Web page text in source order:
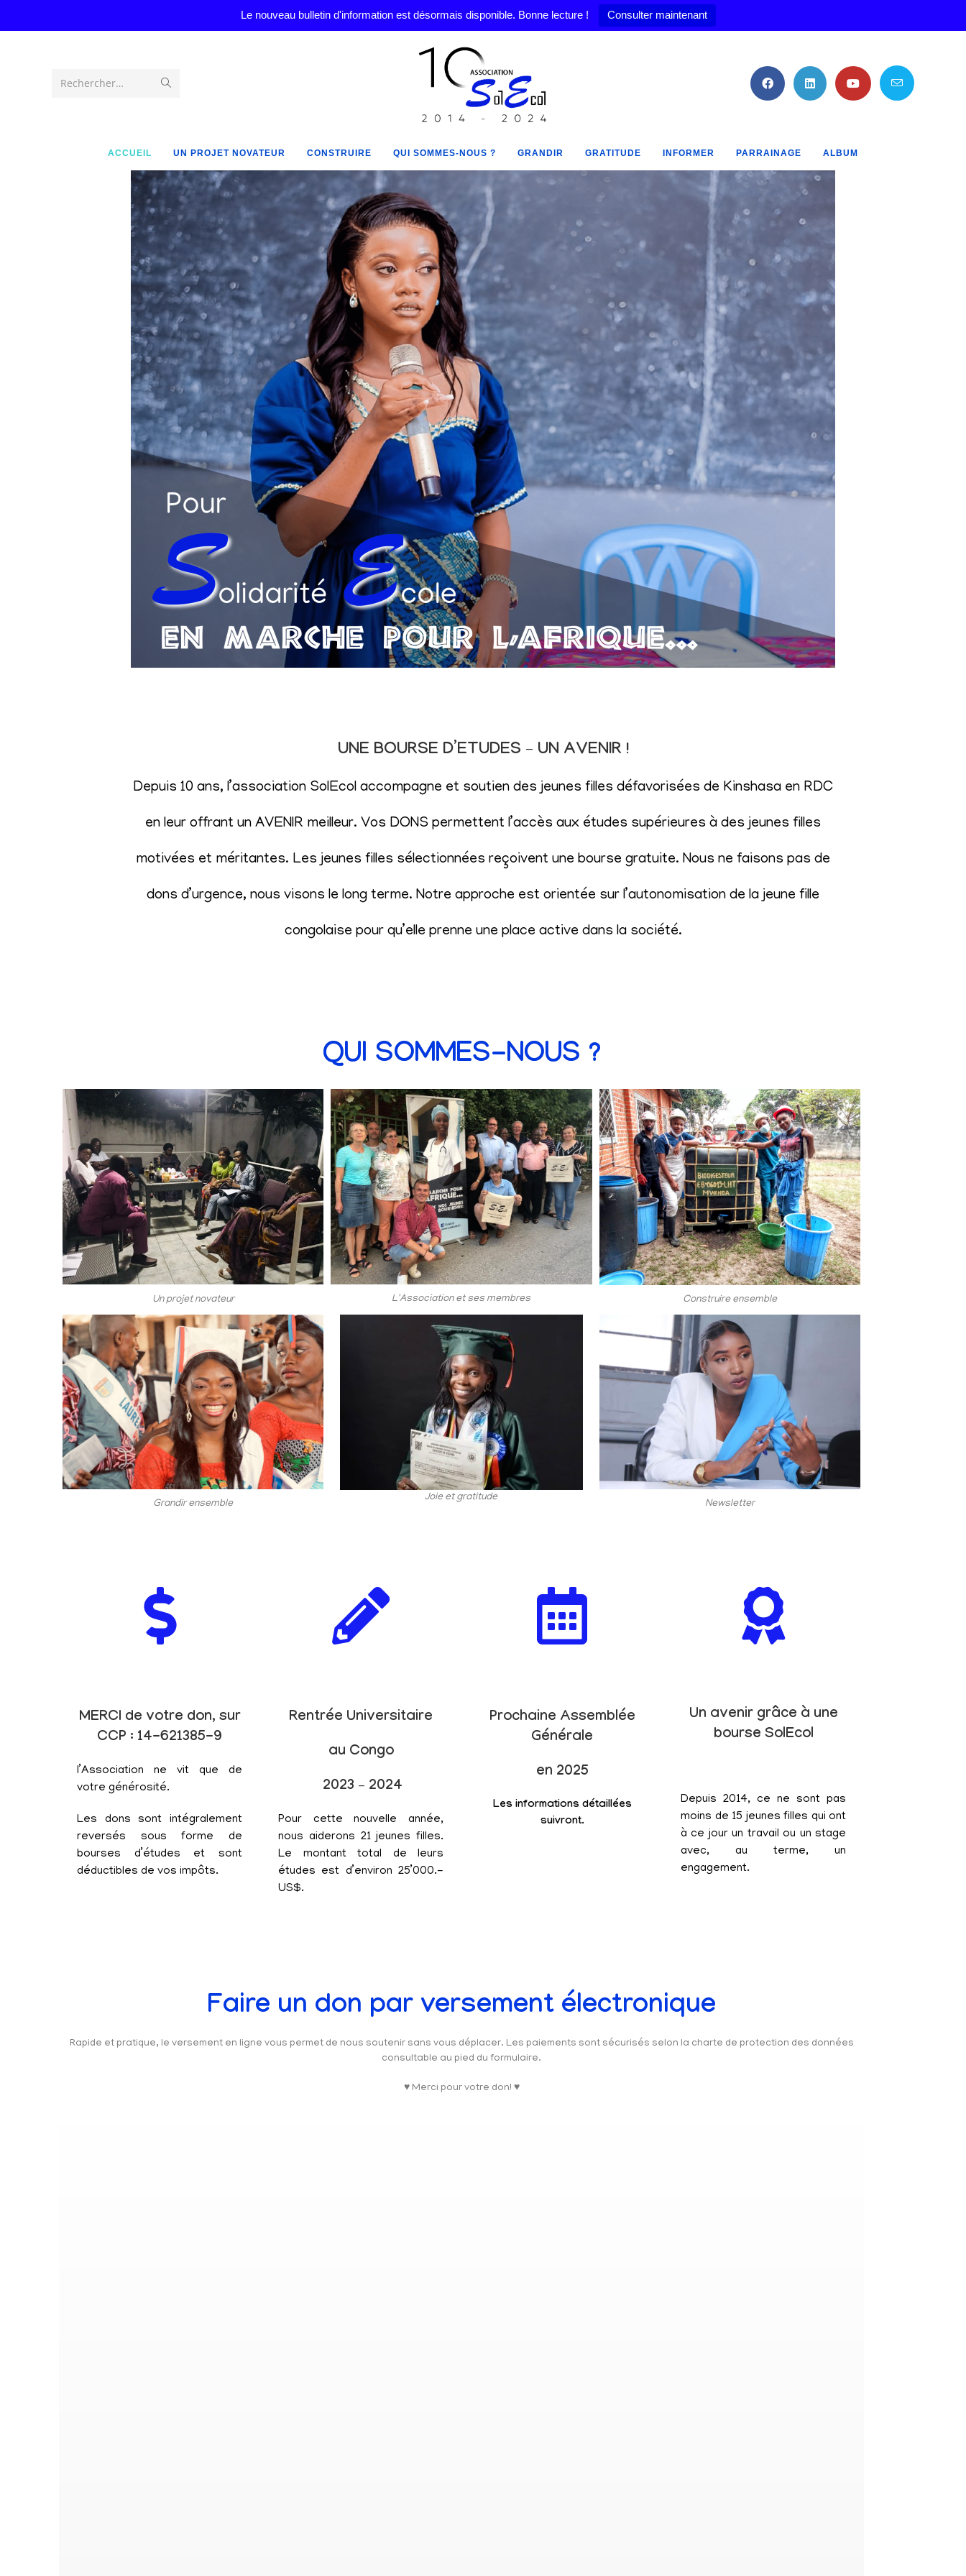
Le nouveau bulletin d'information est désormais disponible. Bonne lecture ! Consulter maintenant
Rechercher…
ACCUEIL UN PROJET NOVATEUR CONSTRUIRE QUI SOMMES-NOUS ? GRANDIR GRATITUDE INFORMER PARRAINAGE ALBUM
UNE BOURSE D’ETUDES – UN AVENIR !
Depuis 10 ans, l’association SolEcol accompagne et soutien des jeunes filles défavorisées de Kinshasa en RDC
en leur offrant un AVENIR meilleur. Vos DONS permettent l’accès aux études supérieures à des jeunes filles
motivées et méritantes. Les jeunes filles sélectionnées reçoivent une bourse gratuite. Nous ne faisons pas de
dons d’urgence, nous visons le long terme. Notre approche est orientée sur l’autonomisation de la jeune fille
congolaise pour qu’elle prenne une place active dans la société.
QUI SOMMES-NOUS ?
Un projet novateur L'Association et ses membres Construire ensemble
Grandir ensemble
Joie et gratitude
Newsletter
MERCI de votre don, sur
CCP : 14-621385-9
l’Association ne vit que de
votre générosité.
Les dons sont intégralement
reversés sous forme de
bourses d’études et sont
déductibles de vos impôts.
Rentrée Universitaire
au Congo
2023 – 2024
Pour cette nouvelle année,
nous aiderons 21 jeunes filles.
Le montant total de leurs
études est d’environ 25’000.-
US$.
Prochaine Assemblée
Générale
en 2025
Les informations détaillées
suivront.
Un avenir grâce à une
bourse SolEcol
Depuis 2014, ce ne sont pas
moins de 15 jeunes filles qui ont
à ce jour un travail ou un stage
avec, au terme, un
engagement.
Faire un don par versement électronique
Rapide et pratique, le versement en ligne vous permet de nous soutenir sans vous déplacer. Les paiements sont sécurisés selon la charte de protection des données
consultable au pied du formulaire.
♥ Merci pour votre don! ♥